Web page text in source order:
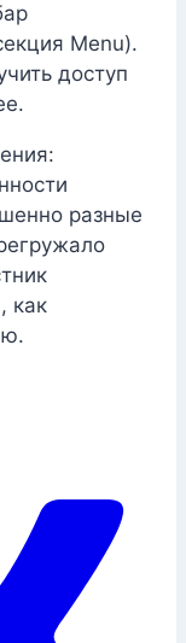
Menu).
доступ
разные
как